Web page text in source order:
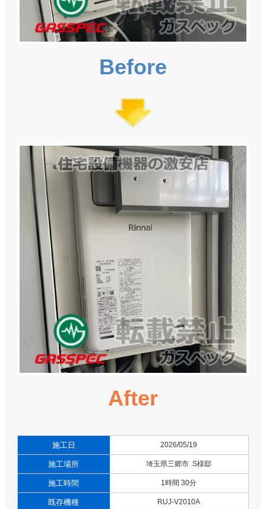
Before
After
施工日 2026/05/19
施工場所 埼玉県三郷市 S様邸
施工時間 1時間 30分
既存機種 RUJ-V2010A